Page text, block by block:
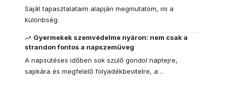
Saját tapasztalataim alapján megmutatom, mi a
különbség.
Gyermekek szemvédelme nyáron: nem csak a
strandon fontos a napszemüveg
A napsütéses időben sok szülő gondol naptejre,
sapkára és megfelelő folyadékbevitelre, a…